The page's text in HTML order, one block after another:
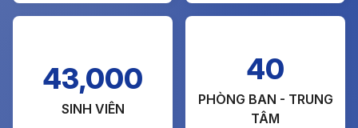
43,000
SINH VIÊN
40
PHÒNG BAN - TRUNG
TÂM